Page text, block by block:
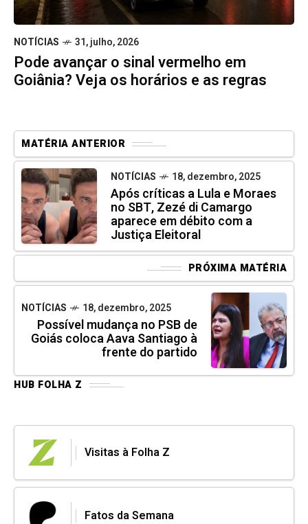
NOTÍCIAS 31, julho, 2026
Pode avançar o sinal vermelho em
Goiânia? Veja os horários e as regras
MATÉRIA ANTERIOR
NOTÍCIAS 18, dezembro, 2025
Após críticas a Lula e Moraes
no SBT, Zezé di Camargo
aparece em débito com a
Justiça Eleitoral
PRÓXIMA MATÉRIA
NOTÍCIAS 18, dezembro, 2025
Possível mudança no PSB de
Goiás coloca Aava Santiago à
frente do partido
HUB FOLHA Z
Visitas à Folha Z
Fatos da Semana